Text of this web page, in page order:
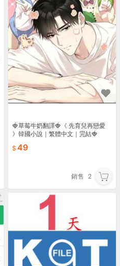
🍓草莓牛奶翻譯🍓《 先育兒再戀愛
》韓國小說｜繁體中文｜完結🍓
49
銷售 2